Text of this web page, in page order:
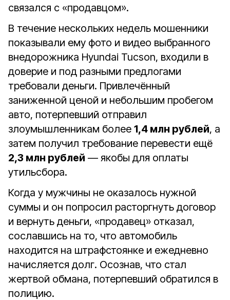
связался с «продавцом».
В течение нескольких недель мошенники
показывали ему фото и видео выбранного
внедорожника Hyundai Tucson, входили в
доверие и под разными предлогами
требовали деньги. Привлечённый
заниженной ценой и небольшим пробегом
авто, потерпевший отправил
злоумышленникам более 1,4 млн рублей, а
затем получил требование перевести ещё
2,3 млн рублей — якобы для оплаты
утильсбора.
Когда у мужчины не оказалось нужной
суммы и он попросил расторгнуть договор
и вернуть деньги, «продавец» отказал,
сославшись на то, что автомобиль
находится на штрафстоянке и ежедневно
начисляется долг. Осознав, что стал
жертвой обмана, потерпевший обратился в
полицию.